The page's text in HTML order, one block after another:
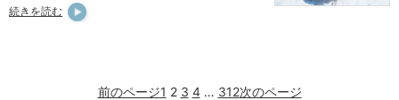
続きを読む
前のページ1 2 3 4 … 312次のページ